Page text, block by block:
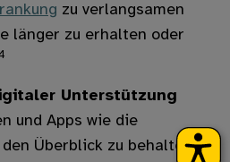
zu verlangsamen
länger zu erhalten oder
Unterstützung
und Apps wie die
Überblick zu behalten –